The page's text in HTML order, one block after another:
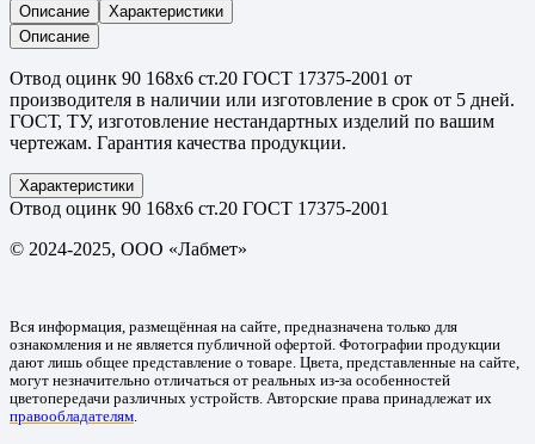
Описание
Характеристики
Описание
Отвод оцинк 90 168х6 ст.20 ГОСТ 17375-2001 от
производителя в наличии или изготовление в срок от 5 дней.
ГОСТ, ТУ, изготовление нестандартных изделий по вашим
чертежам. Гарантия качества продукции.
Характеристики
Отвод оцинк 90 168х6 ст.20 ГОСТ 17375-2001
© 2024-2025, ООО «Лабмет»
Вся информация, размещённая на сайте, предназначена только для
ознакомления и не является публичной офертой. Фотографии продукции
дают лишь общее представление о товаре. Цвета, представленные на сайте,
могут незначительно отличаться от реальных из-за особенностей
цветопередачи различных устройств. Авторские права принадлежат их
правообладателям